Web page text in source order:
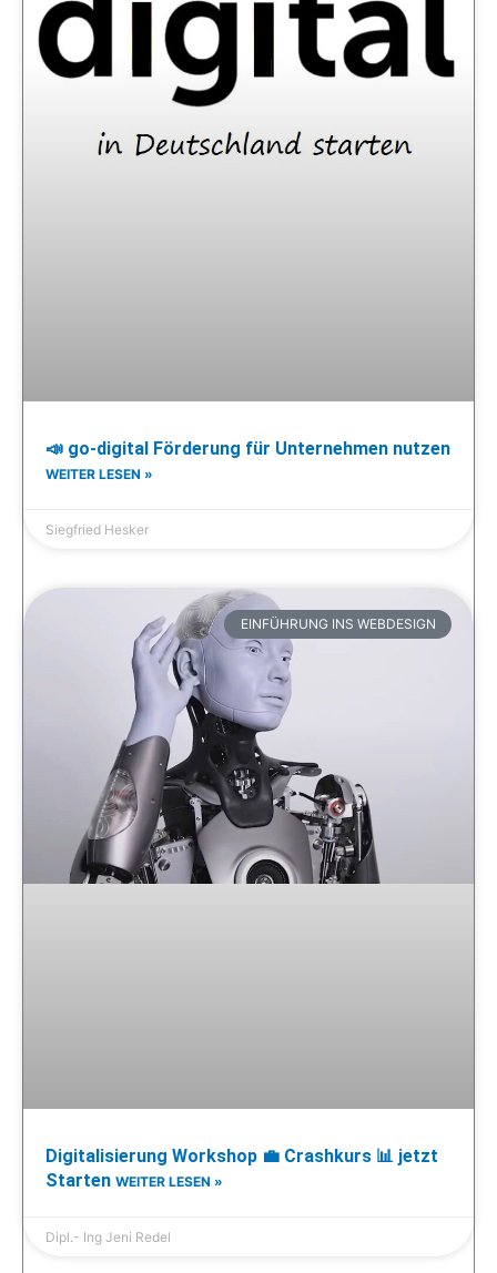
📣 go-digital Förderung für Unternehmen nutzen
WEITER LESEN »
Siegfried Hesker
EINFÜHRUNG INS WEBDESIGN
Digitalisierung Workshop 💼 Crashkurs 📊 jetzt
Starten WEITER LESEN »
Dipl.- Ing Jeni Redel